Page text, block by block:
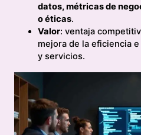
datos, métricas de
o éticas.
Valor: ventaja
mejora de la eficiencia
y servicios.